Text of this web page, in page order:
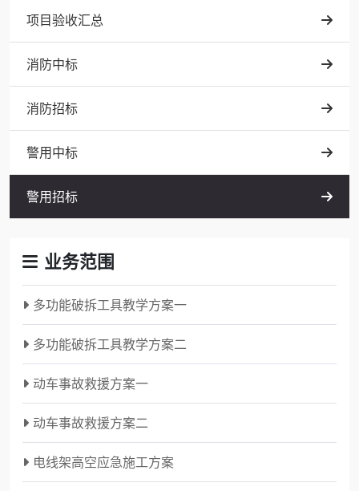
项目验收汇总
消防中标
消防招标
警用中标
警用招标
业务范围
多功能破拆工具教学方案一
多功能破拆工具教学方案二
动车事故救援方案一
动车事故救援方案二
电线架高空应急施工方案